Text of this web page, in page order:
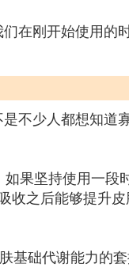
在刚开始使用的
不少人都想知
果坚持使用一段
之后能够提升皮
基础代谢能力的